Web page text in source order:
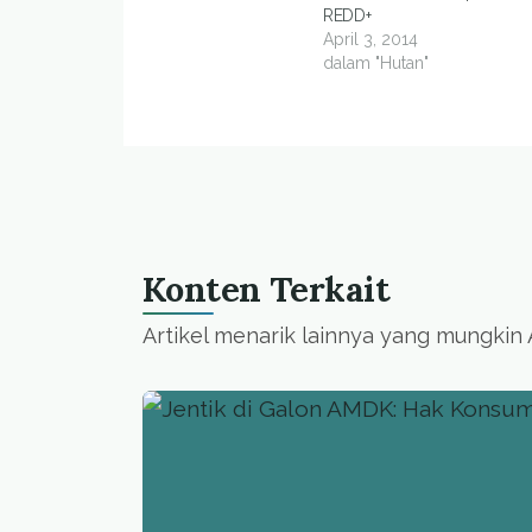
REDD+
April 3, 2014
dalam "Hutan"
Konten Terkait
Artikel menarik lainnya yang mungkin